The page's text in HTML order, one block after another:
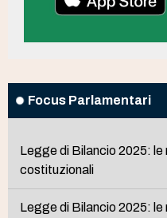
Focus Parlamentari
Legge di Bilancio 2025:
costituzionali
Legge di Bilancio 2025: